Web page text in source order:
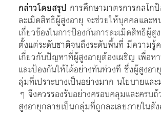
กล่าวโดยสรุป การศึกษามาตรการกลไก
ละเมิดสิทธิผู้สูงอายุ จะช่วยให้บุคคลและ
เกี่ยวข้องในการป้องกันการละเมิดสิทธิผู้สู
ตั้งแต่ระดับชาติจนถึงระดับพื้นที่ มีความรู้ค
เกี่ยวกับปัญหาที่ผู้สูงอายุต้องเผชิญ เพื่อห
และป้องกันให้ได้อย่างทันท่วงที ซึ่งผู้สูงอ
ลุ่มที่เปราะบางเป็นอย่างมาก นโยบายแล
ๆ จึงควรรองรับอย่างครอบคลุมและครบ
สูงอายุกลายเป็นกลุ่มที่ถูกละเลยภายในสั